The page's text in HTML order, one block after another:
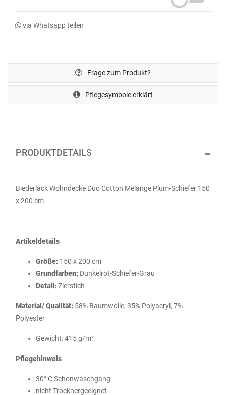
via Whatsapp teilen
Frage zum Produkt?
Pflegesymbole erklärt
PRODUKTDETAILS
Biederlack Wohndecke Duo Cotton Melange Plum-Schiefer 150
x 200 cm
Artikeldetails
Größe: 150 x 200 cm
Grundfarben: Dunkelrot-Schiefer-Grau
Detail:Zierstich
Material/ Qualität: 58% Baumwolle, 35% Polyacryl, 7%
Polyester
Gewicht: 415 g/m²
Pflegehinweis
30° C Schonwaschgang
nicht Trocknergeeignet